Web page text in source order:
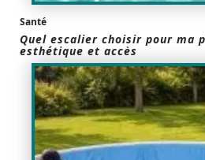
Santé
Quel escalier choisir pour ma
esthétique et accès